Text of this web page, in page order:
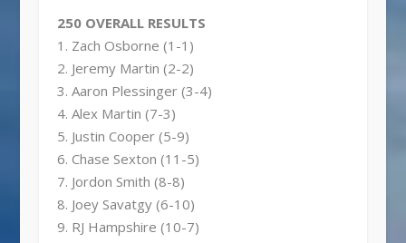
250 OVERALL RESULTS
1. Zach Osborne (1-1)
2. Jeremy Martin (2-2)
3. Aaron Plessinger (3-4)
4. Alex Martin (7-3)
5. Justin Cooper (5-9)
6. Chase Sexton (11-5)
7. Jordon Smith (8-8)
8. Joey Savatgy (6-10)
9. RJ Hampshire (10-7)